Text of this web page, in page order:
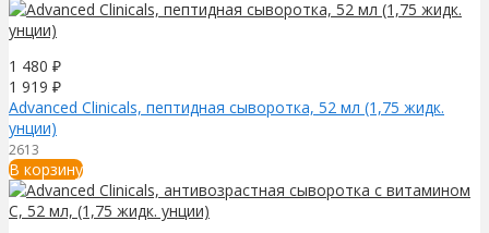
1 480 ₽
1 919 ₽
Advanced Clinicals, пептидная cыворотка, 52 мл (1,75 жидк.
унции)
2613
В корзину